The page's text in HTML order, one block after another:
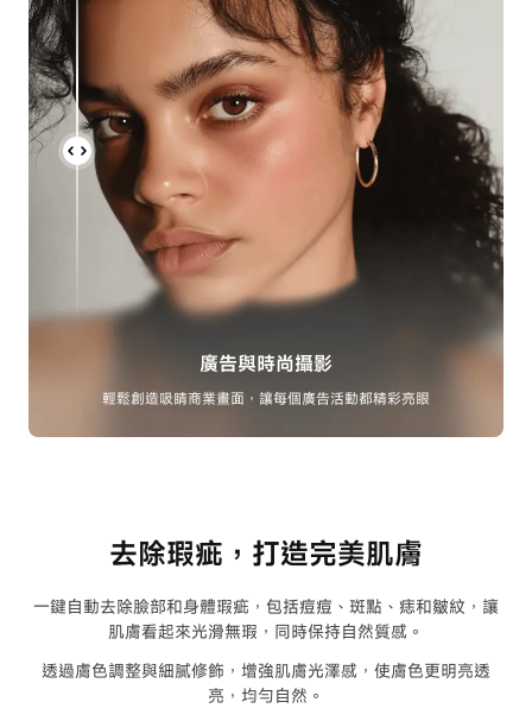
廣告與時尚攝影
輕鬆創造吸睛商業畫面，讓每個廣告活動都精彩亮眼
去除瑕疵，打造完美肌膚
一鍵自動去除臉部和身體瑕疵，包括痘痘、斑點、痣和皺紋，讓
肌膚看起來光滑無瑕，同時保持自然質感。
透過膚色調整與細膩修飾，增強肌膚光澤感，使膚色更明亮透
亮，均勻自然。